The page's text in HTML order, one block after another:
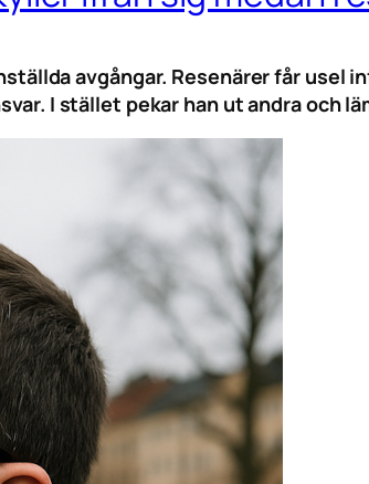
avgångar. Resenärer får usel
I stället pekar han ut andra och